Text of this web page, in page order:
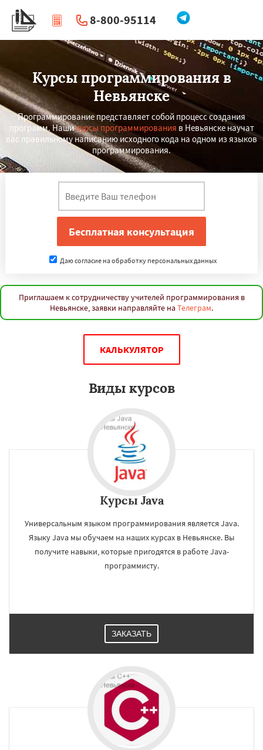
8-800-95114
| Перезвоните мне
Курсы программирования в
Невьянске
Программирование представляет собой процесс создания
программ. Нашикурсы программирования в Невьянске научат
вас правильному написанию исходного кода на одном из языков
программирования.
Даю согласие на обработку персональных данных
Приглашаем к сотрудничеству учителей программирования в
Невьянске, заявки направляйте на Телеграм.
КАЛЬКУЛЯТОР
Виды курсов
Курсы Java
Универсальным языком программирования является Java.
Языку Java мы обучаем на наших курсах в Невьянске. Вы
получите навыки, которые пригодятся в работе Java-
программисту.
ЗАКАЗАТЬ